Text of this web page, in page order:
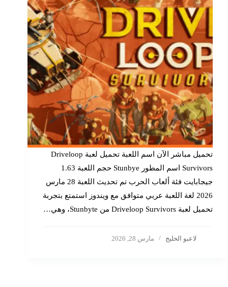
تحميل مباشر الآن اسم اللعبة تحميل لعبة Driveloop
Survivors اسم المطور Stunbye حجم اللعبة 1.63
جيجابايت فئة ألعاب الحرب تم تحديث اللعبة 28 مارس
2026 لغة اللعبة عربي متوافق مع ويندوز استمتع بتجربة
تحميل لعبة Driveloop Survivors من Stunbyte، وهي…
لاعبو الخليج مارس 28, 2026